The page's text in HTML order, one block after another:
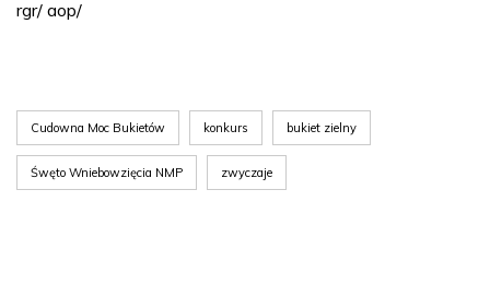
rgr/ aop/
Cudowna Moc Bukietów konkurs bukiet zielny
Śwęto Wniebowzięcia NMP zwyczaje